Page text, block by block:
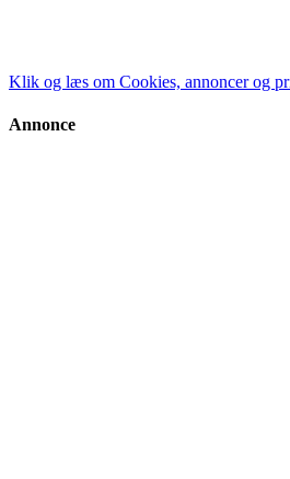
Klik og læs om Cookies, annoncer og
Annonce